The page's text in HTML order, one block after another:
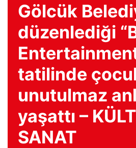
Gölcük
düzenlediği
tatilinde
unutulmaz
yaşattı –
SANAT